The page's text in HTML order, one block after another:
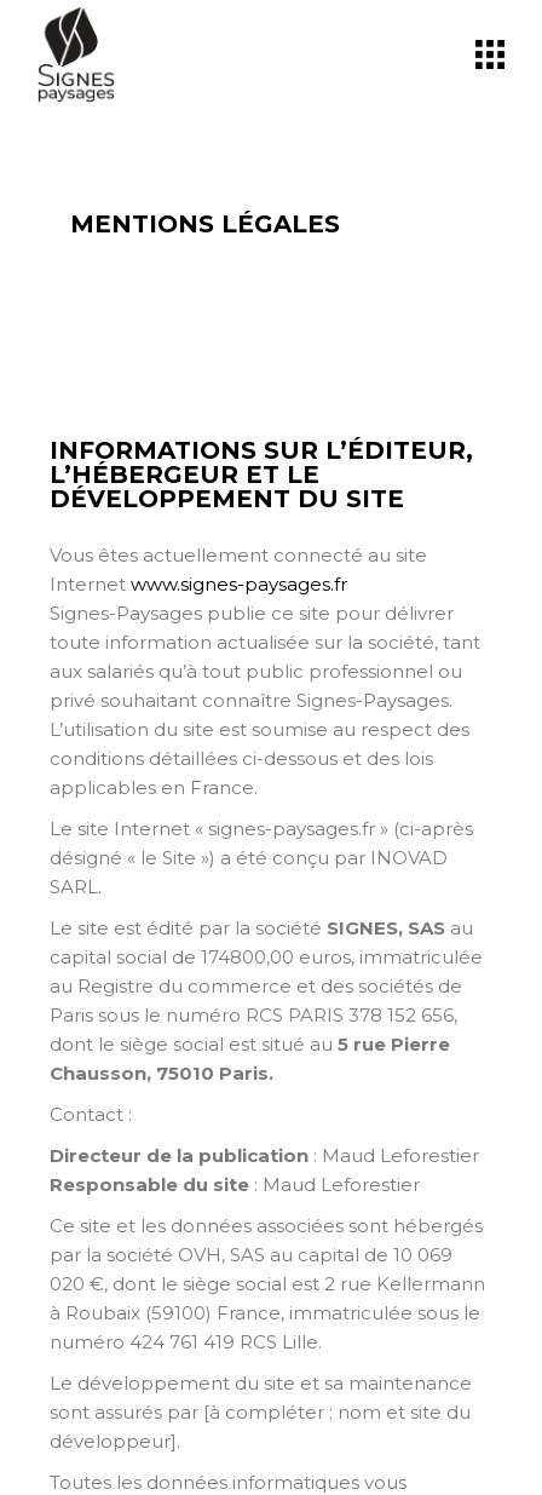
MENTIONS LÉGALES
INFORMATIONS SUR L’ÉDITEUR,
L’HÉBERGEUR ET LE
DÉVELOPPEMENT DU SITE
Vous êtes actuellement connecté au site
Internetwww.signes-paysages.fr
Signes-Paysages publie ce site pour délivrer
toute information actualisée sur la société, tant
aux salariés qu’à tout public professionnel ou
privé souhaitant connaître Signes-Paysages.
L’utilisation du site est soumise au respect des
conditions détaillées ci-dessous et des lois
applicables en France.
Le site Internet « signes-paysages.fr » (ci-après
désigné « le Site ») a été conçu par INOVAD
SARL.
Le site est édité par la société SIGNES, SAS au
capital social de 174800,00 euros, immatriculée
au Registre du commerce et des sociétés de
Paris sous le numéro RCS PARIS 378 152 656,
dont le siège social est situé au5 rue Pierre
Chausson, 75010 Paris.
Contact :
Directeur de la publication : Maud Leforestier
Responsable du site : Maud Leforestier
Ce site et les données associées sont hébergés
par la société OVH, SAS au capital de 10 069
020 €, dont le siège social est 2 rue Kellermann
à Roubaix (59100) France, immatriculée sous le
numéro 424 761 419 RCS Lille.
Le développement du site et sa maintenance
sont assurés par [à compléter : nom et site du
développeur].
Toutes les données informatiques vous